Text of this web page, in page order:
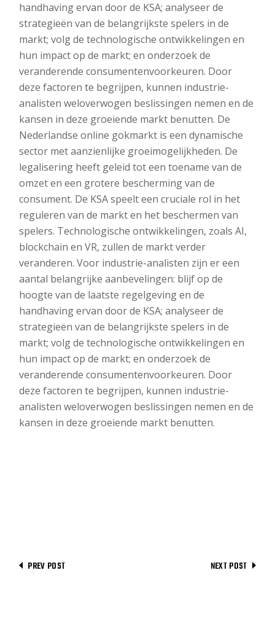
handhaving ervan door de KSA; analyseer de
strategieën van de belangrijkste spelers in de
markt; volg de technologische ontwikkelingen en
hun impact op de markt; en onderzoek de
veranderende consumentenvoorkeuren. Door
deze factoren te begrijpen, kunnen industrie-
analisten weloverwogen beslissingen nemen en de
kansen in deze groeiende markt benutten. De
Nederlandse online gokmarkt is een dynamische
sector met aanzienlijke groeimogelijkheden. De
legalisering heeft geleid tot een toename van de
omzet en een grotere bescherming van de
consument. De KSA speelt een cruciale rol in het
reguleren van de markt en het beschermen van
spelers. Technologische ontwikkelingen, zoals AI,
blockchain en VR, zullen de markt verder
veranderen. Voor industrie-analisten zijn er een
aantal belangrijke aanbevelingen: blijf op de
hoogte van de laatste regelgeving en de
handhaving ervan door de KSA; analyseer de
strategieën van de belangrijkste spelers in de
markt; volg de technologische ontwikkelingen en
hun impact op de markt; en onderzoek de
veranderende consumentenvoorkeuren. Door
deze factoren te begrijpen, kunnen industrie-
analisten weloverwogen beslissingen nemen en de
kansen in deze groeiende markt benutten.
PREV POST NEXT POST